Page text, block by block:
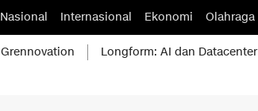
Nasional Internasional Ekonomi Olahraga
Grennovation Longform: AI dan Datacenter